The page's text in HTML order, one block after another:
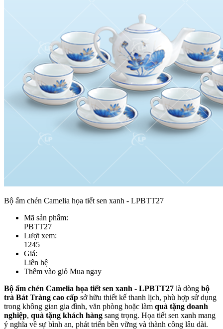
Bộ ấm chén Camelia họa tiết sen xanh - LPBTT27
Mã sản phẩm:
PBTT27
Lượt xem:
1245
Giá:
Liên hệ
Thêm vào giỏ Mua ngay
Bộ ấm chén Camelia họa tiết sen xanh - LPBTT27 là dòng bộ
trà Bát Tràng cao cấp sở hữu thiết kế thanh lịch, phù hợp sử dụng
trong không gian gia đình, văn phòng hoặc làm quà tặng doanh
nghiệp, quà tặng khách hàng sang trọng. Họa tiết sen xanh mang
ý nghĩa về sự bình an, phát triển bền vững và thành công lâu dài.